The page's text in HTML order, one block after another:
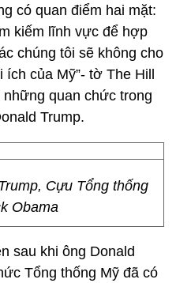
có quan điểm hai mặt:
kiếm lĩnh vực để hợp
chúng tôi sẽ không cho
của Mỹ”- tờ The Hill
quan chức trong
Trump.
Cựu Tổng thống
Obama
sau khi ông Donald
Tổng thống Mỹ đã có